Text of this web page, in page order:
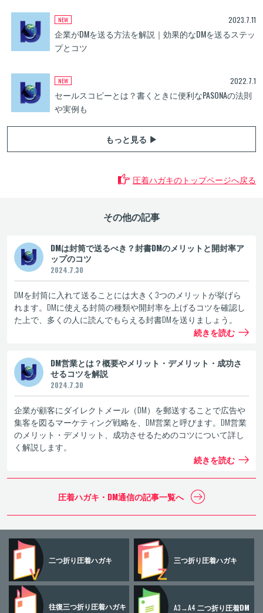
2023.7.11
企業がDMを送る方法を解説｜効果的なDMを送るステッ
プとコツ
2022.7.1
セールスコピーとは？書くときに便利なPASONAの法則
や実例も
もっと見る ▶
圧着ハガキのトップページへ戻る
その他の記事
DMは封筒で送るべき？封書DMのメリットと開封率ア
ップのコツ
2024.7.30
DMを封筒に入れて送ることには大きく3つのメリットが挙げら
れます。DMに使える封筒の種類や開封率を上げるコツを確認し
た上で、多くの人に読んでもらえる封書DMを送りましょう。
続きを読む
DM営業とは？概要やメリット・デメリット・成功さ
せるコツを解説
2024.7.30
企業が顧客にダイレクトメール（DM）を郵送することで広告や
集客を図るマーケティング戦略を、DM営業と呼びます。DM営業
のメリット・デメリット、成功させるためのコツについて詳し
く解説します。
続きを読む
圧着ハガキ・DM通信の記事一覧へ
二つ折り圧着ハガキ 三つ折り圧着ハガキ
往復三つ折り圧着ハガキ A3→A4二つ折り圧着DM